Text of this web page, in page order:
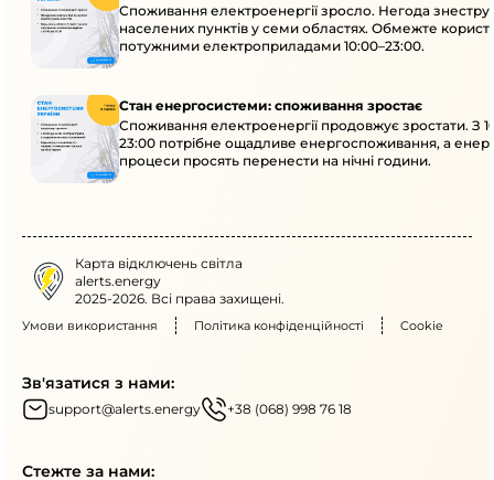
Споживання електроенергії зросло. Негода
населених пунктів у семи областях. Обмежте
потужними електроприладами 10:00–23:00.
Стан енергосистеми: споживання зростає
Споживання електроенергії продовжує зростати. З
23:00 потрібне ощадливе енергоспоживання, а
процеси просять перенести на нічні години.
Карта відключень світла
alerts.energy
2025-2026. Всі права захищені.
Умови використання Політика конфіденційності Cookie
Зв'язатися з нами:
support@alerts.energy +38 (068) 998 76 18
Стежте за нами: